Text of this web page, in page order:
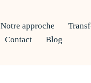
Notre approche
Contact Blog